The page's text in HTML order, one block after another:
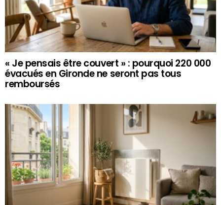
« Je pensais être couvert » : pourquoi 220 000
évacués en Gironde ne seront pas tous
remboursés